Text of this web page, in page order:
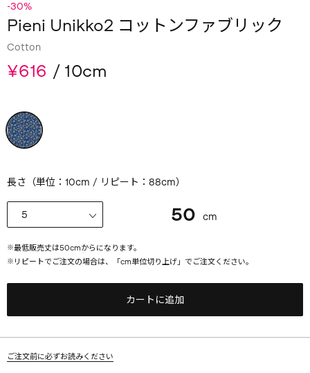
-30%
Pieni Unikko2 コットンファブリック
Cotton
¥616 / 10cm
長さ（単位：10cm / リピート：88cm）
50 cm
※最低販売丈は50cmからになります。
※ リピートでご注文の場合は、「cm単位切り上げ」でご注文ください。
カートに追加
ご注文前に必ずお読みください